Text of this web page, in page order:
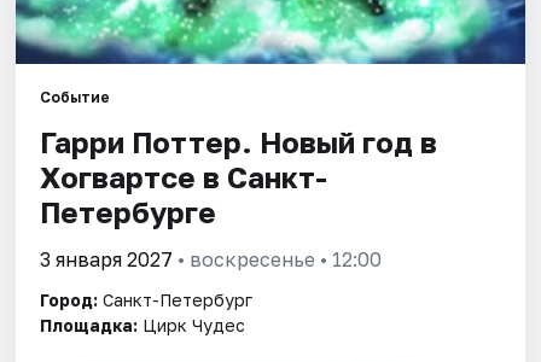
События
Города
Площадки
Артисты
Рейтинги
Событие
Гарри Поттер. Новый год в
Хогвартсе в Санкт-
Петербурге
3 января 2027 • воскресенье • 12:00
Город: Санкт-Петербург
Площадка: Цирк Чудес